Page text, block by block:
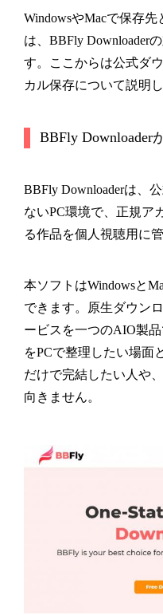
WindowsやMacで保存
は、BBFly Downloader
す。ここからは公式ダ
カル保存について説明し
BBFly Downloader
BBFly Downloaderは、
ないPC環境で、正規ア
る作品を個人視聴用に
本ソフトはWindowsと
できます。原生ダウン
ービスを一つのAIO製
をPCで整理したい場面
だけで完結したい人や
向きません。